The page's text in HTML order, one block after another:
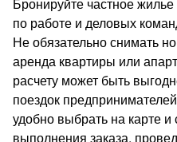
Бронируйте частное
по работе и деловых
Не обязательно снимать
аренда квартиры или
расчету может быть
поездок
удобно выбрать на карте
выполнения заказа,